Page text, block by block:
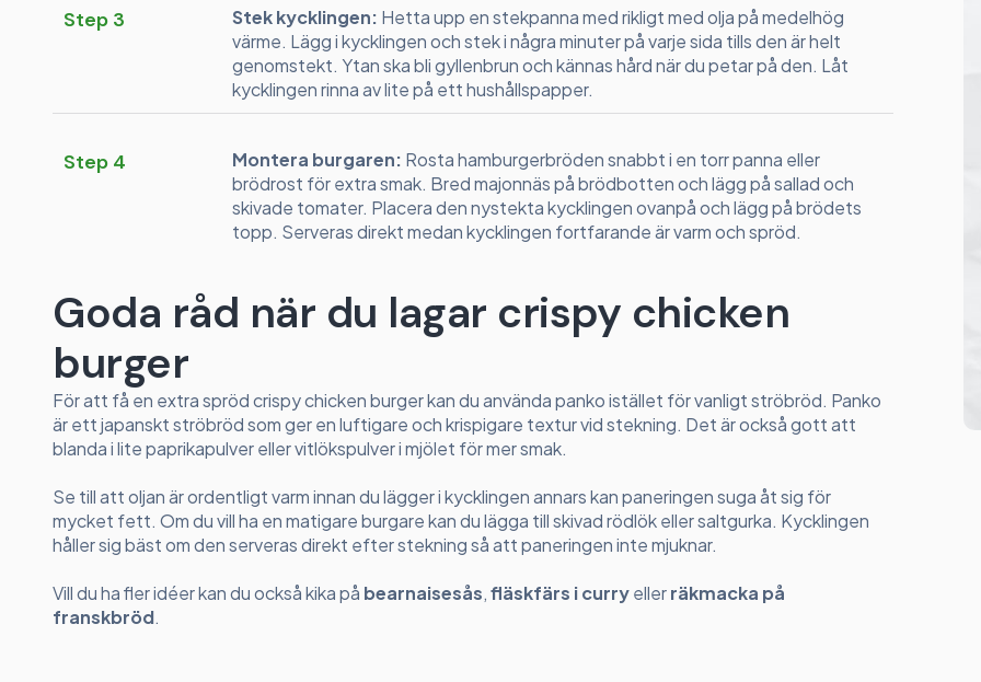
Step 3 Stek kycklingen: Hetta upp en stekpanna med rikligt med olja på medelhög
värme. Lägg i kycklingen och stek i några minuter på varje sida tills den är helt
genomstekt. Ytan ska bli gyllenbrun och kännas hård när du petar på den. Låt
kycklingen rinna av lite på ett hushållspapper.
Step 4 Montera burgaren: Rosta hamburgerbröden snabbt i en torr panna eller
brödrost för extra smak. Bred majonnäs på brödbotten och lägg på sallad och
skivade tomater. Placera den nystekta kycklingen ovanpå och lägg på brödets
topp. Serveras direkt medan kycklingen fortfarande är varm och spröd.
Goda råd när du lagar crispy chicken
burger
För att få en extra spröd crispy chicken burger kan du använda panko istället för vanligt ströbröd. Panko
är ett japanskt ströbröd som ger en luftigare och krispigare textur vid stekning. Det är också gott att
blanda i lite paprikapulver eller vitlökspulver i mjölet för mer smak.
Se till att oljan är ordentligt varm innan du lägger i kycklingen annars kan paneringen suga åt sig för
mycket fett. Om du vill ha en matigare burgare kan du lägga till skivad rödlök eller saltgurka. Kycklingen
håller sig bäst om den serveras direkt efter stekning så att paneringen inte mjuknar.
Vill du ha fler idéer kan du också kika på bearnaisesås,fläskfärs i curryellerräkmacka på
franskbröd.